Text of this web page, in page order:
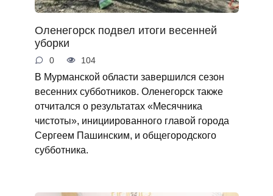
Оленегорск подвел итоги весенней
уборки
0 104
В Мурманской области завершился сезон
весенних субботников. Оленегорск также
отчитался о результатах «Месячника
чистоты», инициированного главой города
Сергеем Пашинским, и общегородского
субботника.